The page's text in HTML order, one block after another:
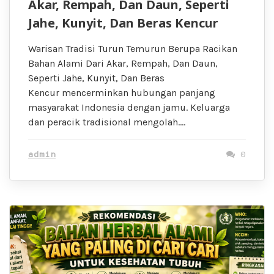
Akar, Rempah, Dan Daun, Seperti
Jahe, Kunyit, Dan Beras Kencur
Warisan Tradisi Turun Temurun Berupa Racikan
Bahan Alami Dari Akar, Rempah, Dan Daun,
Seperti Jahe, Kunyit, Dan Beras
Kencur mencerminkan hubungan panjang
masyarakat Indonesia dengan jamu. Keluarga
dan peracik tradisional mengolah….
admin 0